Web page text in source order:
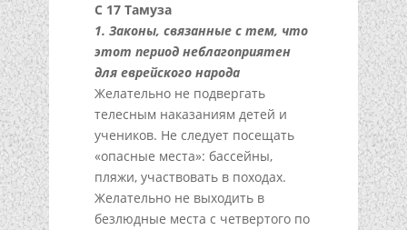
С 17 Тамуза
1. Законы, связанные с тем, что
этот период неблагоприятен
для еврейского народа
Желательно не подвергать
телесным наказаниям детей и
учеников. Не следует посещать
«опасные места»: бассейны,
пляжи, участвовать в походах.
Желательно не выходить в
безлюдные места с четвертого по